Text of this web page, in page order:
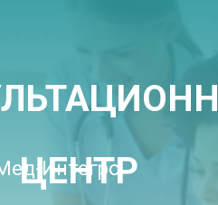
ЦЕНТР
Интегро